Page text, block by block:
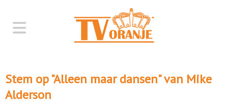
Stem op "Alleen maar dansen" van Mike
Alderson